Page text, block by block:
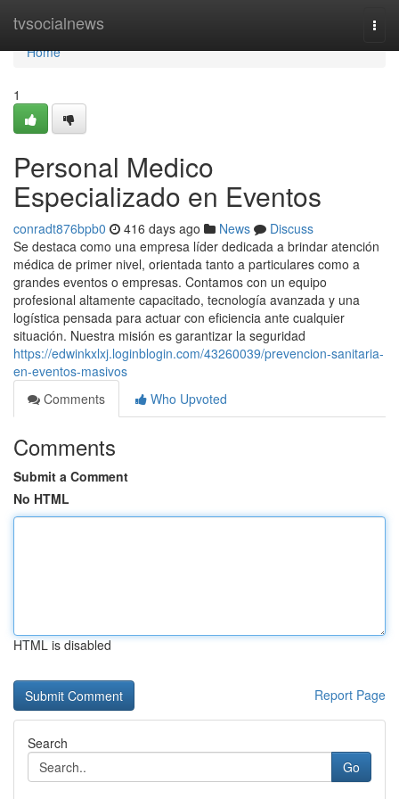
tvsocialnews
Home
Home
1
Personal Medico
Especializado en Eventos
conradt876bpb0 416 days ago News
Discuss
Se destaca como una empresa líder dedicada a brindar atención
médica de primer nivel, orientada tanto a particulares como a
grandes eventos o empresas. Contamos con un equipo
profesional altamente capacitado, tecnología avanzada y una
logística pensada para actuar con eficiencia ante cualquier
situación. Nuestra misión es garantizar la seguridad
https://edwinkxlxj.loginblogin.com/43260039/prevencion-sanitaria-
en-eventos-masivos
Comments
Who Upvoted
Comments
Submit a Comment
No HTML
HTML is disabled
Report Page
Search
Go